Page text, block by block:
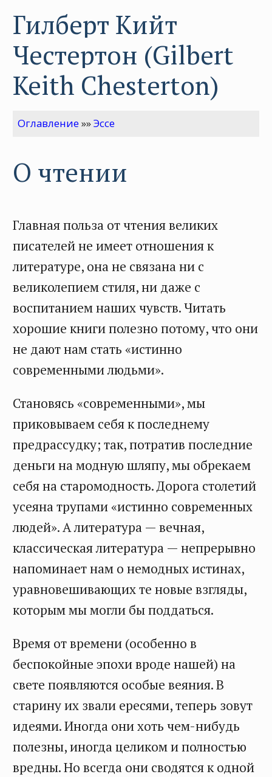
Гилберт Кийт
Честертон (Gilbert
Keith Chesterton)
Оглавление»»Эссе
О чтении
Главная польза от чтения великих
писателей не имеет отношения к
литературе, она не связана ни с
великолепием стиля, ни даже с
воспитанием наших чувств. Читать
хорошие книги полезно потому, что они
не дают нам стать «истинно
современными людьми».
Становясь «современными», мы
приковываем себя к последнему
предрассудку; так, потратив последние
деньги на модную шляпу, мы обрекаем
себя на старомодность. Дорога столетий
усеяна трупами «истинно современных
людей». А литература — вечная,
классическая литература — непрерывно
напоминает нам о немодных истинах,
уравновешивающих те новые взгляды,
которым мы могли бы поддаться.
Время от времени (особенно в
беспокойные эпохи вроде нашей) на
свете появляются особые веяния. В
старину их звали ересями, теперь зовут
идеями. Иногда они хоть чем-нибудь
полезны, иногда целиком и полностью
вредны. Но всегда они сводятся к одной